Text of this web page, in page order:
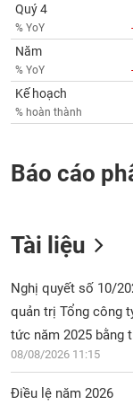
Quý 4
% YoY
Năm
% YoY
Kế hoạch
% hoàn thành
Báo cáo
Tài liệu
Nghị quyết số 10/
quản trị Tổng công
tức năm 2025 bằng
08/08/2026 11:15
Điều lệ năm 2026